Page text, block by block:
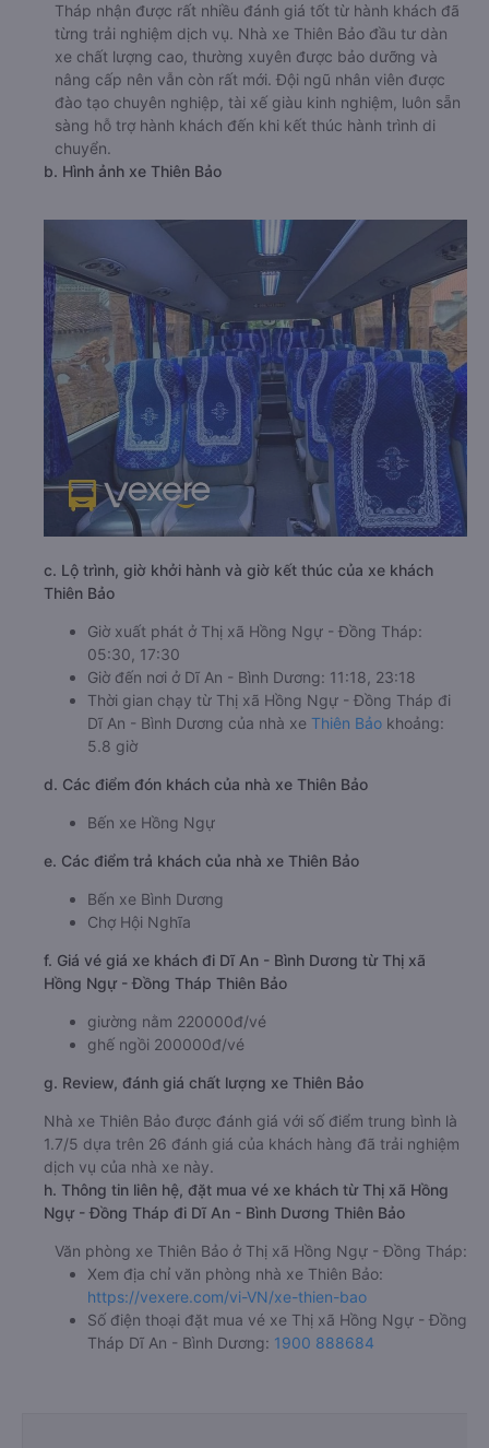
Tháp nhận được rất nhiều đánh giá tốt từ hành khách đã
từng trải nghiệm dịch vụ. Nhà xe Thiên Bảo đầu tư dàn
xe chất lượng cao, thường xuyên được bảo dưỡng và
nâng cấp nên vẫn còn rất mới. Đội ngũ nhân viên được
đào tạo chuyên nghiệp, tài xế giàu kinh nghiệm, luôn sẵn
sàng hỗ trợ hành khách đến khi kết thúc hành trình di
chuyển.
b. Hình ảnh xe Thiên Bảo
c. Lộ trình, giờ khởi hành và giờ kết thúc của xe khách
Thiên Bảo
Giờ xuất phát ở Thị xã Hồng Ngự - Đồng Tháp:
05:30, 17:30
Giờ đến nơi ở Dĩ An - Bình Dương: 11:18, 23:18
Thời gian chạy từ Thị xã Hồng Ngự - Đồng Tháp đi
Dĩ An - Bình Dương của nhà xe Thiên Bảo khoảng:
5.8 giờ
d. Các điểm đón khách của nhà xe Thiên Bảo
Bến xe Hồng Ngự
e. Các điểm trả khách của nhà xe Thiên Bảo
Bến xe Bình Dương
Chợ Hội Nghĩa
f. Giá vé giá xe khách đi Dĩ An - Bình Dương từ Thị xã
Hồng Ngự - Đồng Tháp Thiên Bảo
giường nằm 220000đ/vé
ghế ngồi 200000đ/vé
g. Review, đánh giá chất lượng xe Thiên Bảo
Nhà xe Thiên Bảo được đánh giá với số điểm trung bình là
1.7/5 dựa trên 26 đánh giá của khách hàng đã trải nghiệm
dịch vụ của nhà xe này.
h. Thông tin liên hệ, đặt mua vé xe khách từ Thị xã Hồng
Ngự - Đồng Tháp đi Dĩ An - Bình Dương Thiên Bảo
Văn phòng xe Thiên Bảo ở Thị xã Hồng Ngự - Đồng Tháp:
Xem địa chỉ văn phòng nhà xe Thiên Bảo:
https://vexere.com/vi-VN/xe-thien-bao
Số điện thoại đặt mua vé xe Thị xã Hồng Ngự - Đồng
Tháp Dĩ An - Bình Dương: 1900 888684